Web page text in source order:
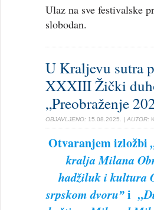
Ulaz na sve festivalske
slobodan.
U Kraljevu sutra
XXXIII Žički
„Preobraženje
OBJAVLJENO: 15.08.2025. | AUTOR:
Otvaranjem izložbi
kralja Milana
hadžiluk i kultura
srpskom dvoruˮi